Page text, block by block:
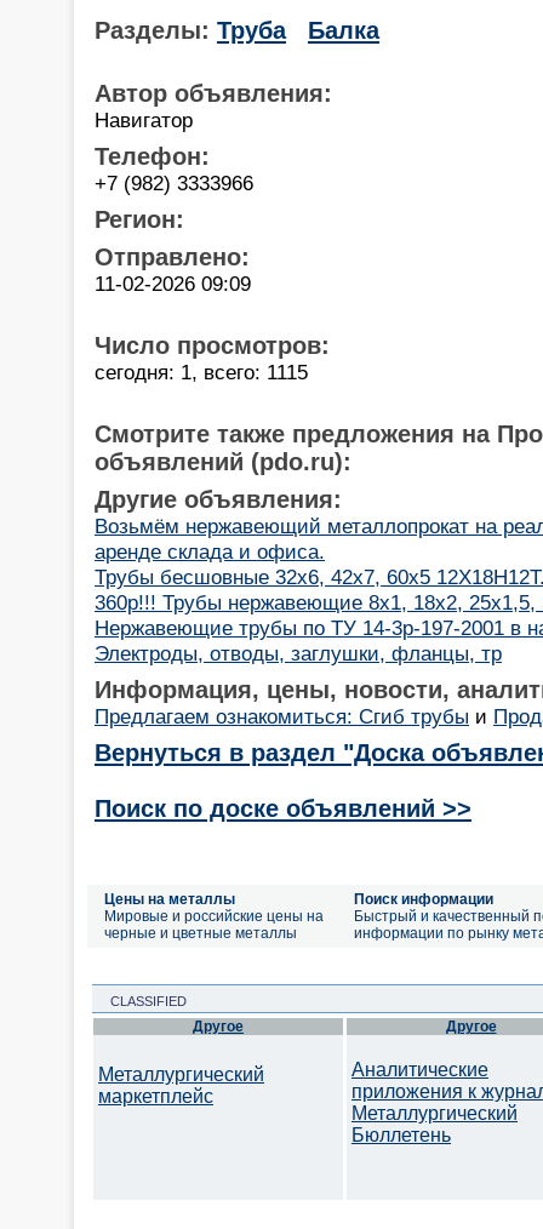
Разделы: Труба Балка
Автор объявления:
Навигатор
Телефон:
+7 (982) 3333966
Регион:
Отправлено:
11-02-2026 09:09
Число просмотров:
сегодня: 1, всего: 1115
Смотрите также предложения на
объявлений (pdo.ru):
Другие объявления:
Возьмём нержавеющий металлопрокат на
аренде склада и офиса.
Трубы бесшовные 32х6, 42х7, 60х5
360р!!! Трубы нержавеющие 8х1, 18х2, 25х1,5,
Нержавеющие трубы по ТУ 14-3р-197-2001 в
Электроды, отводы, заглушки, фланцы, тр
Информация, цены, новости,
Предлагаем ознакомиться: Сгиб трубы и
Вернуться в раздел "Доска
Поиск по доске объявлений >>
Цены на металлы
Мировые и российские цены на
черные и цветные металлы
Поиск информации
Быстрый и качественный
информации по рынку
CLASSIFIED
Другое
Металлургический
маркетплейс
Другое
Аналитические
приложения к
Металлургический
Бюллетень